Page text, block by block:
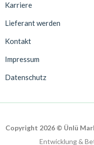
Karriere
Lieferant werden
Kontakt
Impressum
Datenschutz
Copyright 2026 © Ünlü
Entwicklung &